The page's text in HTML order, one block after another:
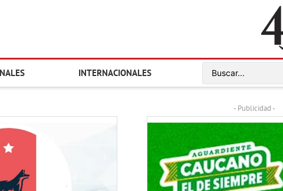
INTERNACIONALES
- Publicidad -